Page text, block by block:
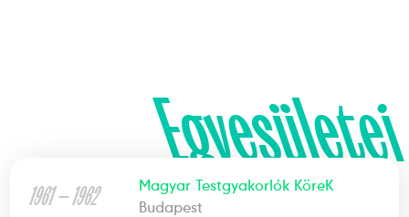
Egyesületei
1961 — 1962
Magyar Testgyakorlók KöreK
Budapest